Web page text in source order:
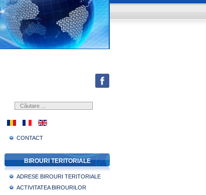
CONTACT
BIROURI TERITORIALE
ADRESE BIROURI TERITORIALE
ACTIVITATEA BIROURILOR